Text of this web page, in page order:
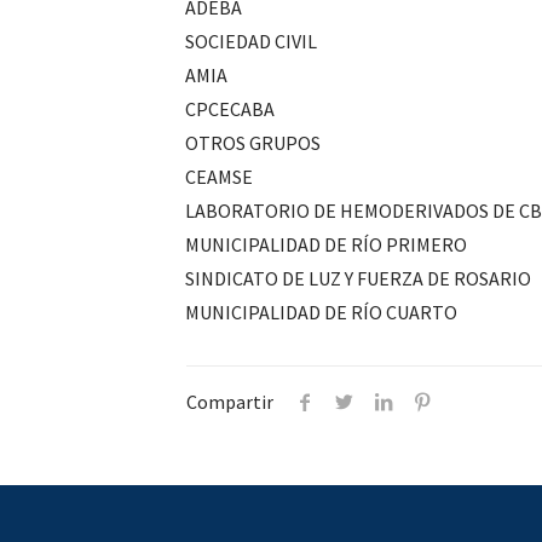
ADEBA
SOCIEDAD CIVIL
AMIA
CPCECABA
OTROS GRUPOS
CEAMSE
LABORATORIO DE HEMODERIVADOS DE
MUNICIPALIDAD DE RÍO PRIMERO
SINDICATO DE LUZ Y FUERZA DE ROSARIO
MUNICIPALIDAD DE RÍO CUARTO
Compartir